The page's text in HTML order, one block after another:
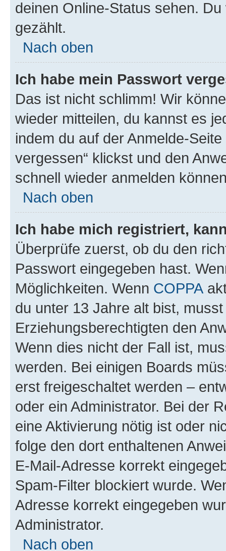
deinen Online-Status sehen.
gezählt.
Nach oben
Ich habe mein Passwort
Das ist nicht schlimm! Wir
wieder mitteilen, du kannst es
indem du auf der Anmelde-
vergessen“ klickst und den
schnell wieder anmelden
Nach oben
Ich habe mich registriert,
Überprüfe zuerst, ob du den
Passwort eingegeben hast.
Möglichkeiten. Wenn COPPA
du unter 13 Jahre alt bist,
Erziehungsberechtigten den
Wenn dies nicht der Fall ist,
werden. Bei einigen Boards
erst freigeschaltet werden –
oder ein Administrator. Bei der
eine Aktivierung nötig ist oder
folge den dort enthaltenen
E-Mail-Adresse korrekt
Spam-Filter blockiert wurde.
Adresse korrekt eingegeben
Administrator.
Nach oben